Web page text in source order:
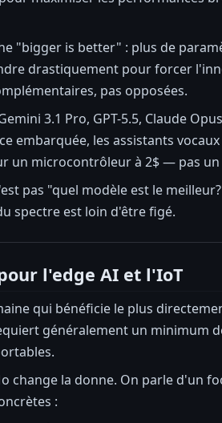
"bigger is better" : plus de
drastiquement pour forcer
pas opposées.
3.1 Pro, GPT-5.5, Claude
embarquée, les assistants
un microcontrôleur à 2$ — pas un
pas "quel modèle est le
spectre est loin d'être figé.
l'edge AI et l'IoT
qui bénéficie le plus
généralement un minimum
change la donne. On parle d'un
: